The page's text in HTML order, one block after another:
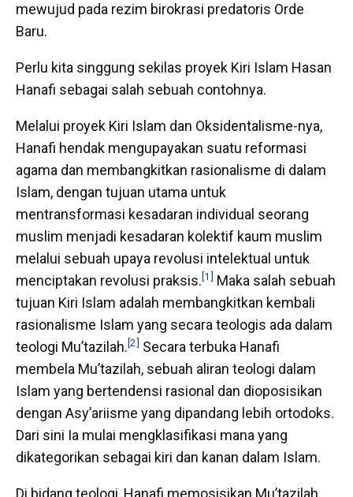
mewujud pada rezim birokrasi predatoris Orde
Baru.
Perlu kita singgung sekilas proyek Kiri Islam Hasan
Hanafi sebagai salah sebuah contohnya.
Melalui proyek Kiri Islam dan Oksidentalisme-nya,
Hanafi hendak mengupayakan suatu reformasi
agama dan membangkitkan rasionalisme di dalam
Islam, dengan tujuan utama untuk
mentransformasi kesadaran individual seorang
muslim menjadi kesadaran kolektif kaum muslim
melalui sebuah upaya revolusi intelektual untuk
menciptakan revolusi praksis.[1] Maka salah sebuah
tujuan Kiri Islam adalah membangkitkan kembali
rasionalisme Islam yang secara teologis ada dalam
teologi Mu’tazilah.[2] Secara terbuka Hanafi
membela Mu’tazilah, sebuah aliran teologi dalam
Islam yang bertendensi rasional dan dioposisikan
dengan Asy’ariisme yang dipandang lebih ortodoks.
Dari sini Ia mulai mengklasifikasi mana yang
dikategorikan sebagai kiri dan kanan dalam Islam.
Di bidang teologi, Hanafi memosisikan Mu’tazilah